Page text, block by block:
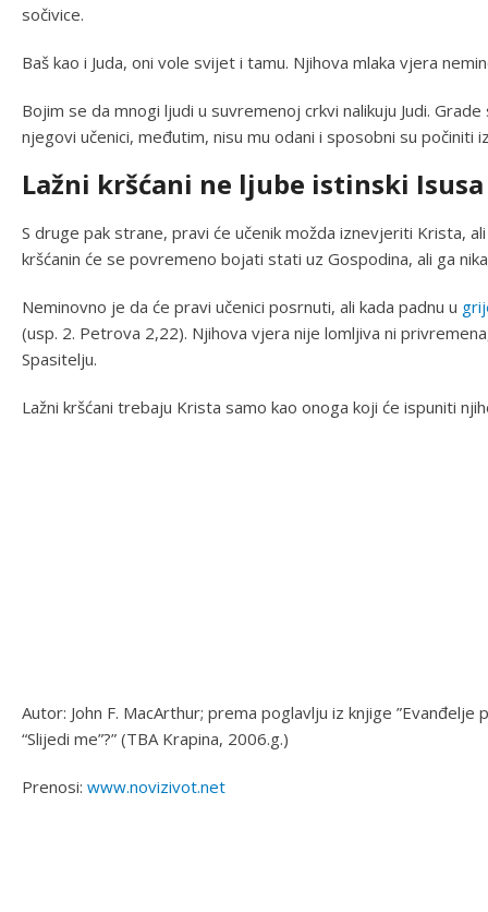
sočivice.
Baš kao i Juda, oni vole svijet i tamu. Njihova mlaka vjera
Bojim se da mnogi ljudi u suvremenoj crkvi nalikuju Judi.
njegovi učenici, međutim, nisu mu odani i sposobni su počiniti
Lažni kršćani ne ljube istinski
S druge pak strane, pravi će učenik možda iznevjeriti Krista,
kršćanin će se povremeno bojati stati uz Gospodina, ali ga
Neminovno je da će pravi učenici posrnuti, ali kada padnu u
(usp. 2. Petrova 2,22). Njihova vjera nije lomljiva ni
Spasitelju.
Lažni kršćani trebaju Krista samo kao onoga koji će ispuniti
Autor: John F. MacArthur; prema poglavlju iz knjige
“Slijedi me”?” (TBA Krapina, 2006.g.)
Prenosi: www.novizivot.net